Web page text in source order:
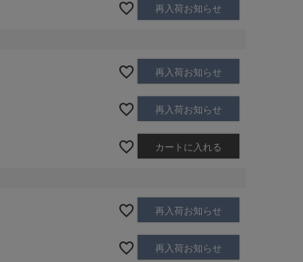
再入荷お知らせ
再入荷お知らせ
再入荷お知らせ
カートに入れる
再入荷お知らせ
再入荷お知らせ